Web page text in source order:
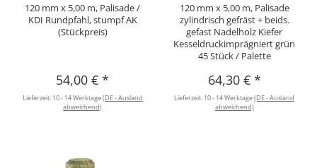
120 mm x 5,00 m, Palisade /
KDI Rundpfahl, stumpf AK
(Stückpreis)
54,00 €*
Lieferzeit: 10 - 14 Werktage(DE - Ausland
abweichend)
120 mm x 5,00 m, Palisade
zylindrisch gefräst + beids.
gefast Nadelholz Kiefer
Kesseldruckimprägniert grün
45 Stück / Palette
64,30 € *
Lieferzeit: 10 - 14 Werktage(DE - Ausland
abweichend)